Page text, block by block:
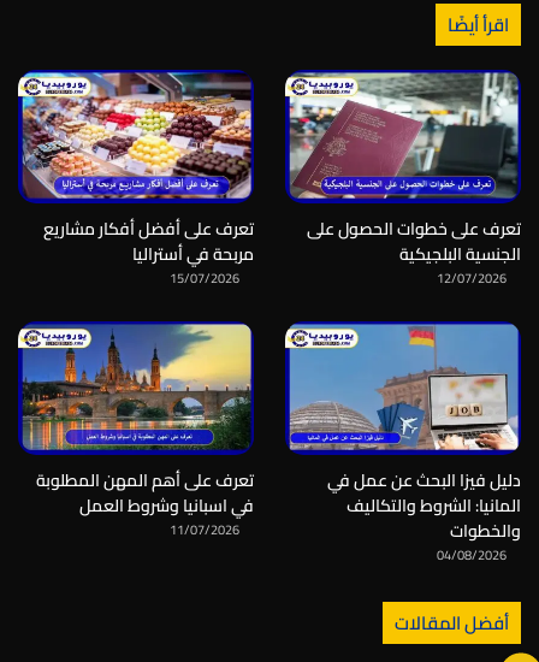
اقرأ أيضًا
تعرف على خطوات الحصول على
الجنسية البلجيكية
12/07/2026
تعرف على أفضل أفكار مشاريع
مربحة في أستراليا
15/07/2026
دليل فيزا البحث عن عمل في
المانيا: الشروط والتكاليف
والخطوات
04/08/2026
تعرف على أهم المهن المطلوبة
في اسبانيا وشروط العمل
11/07/2026
أفضل المقالات